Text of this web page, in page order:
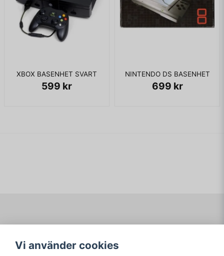
XBOX BASENHET SVART
599 kr
NINTENDO DS BASENHET
699 kr
Köpvillkor
Logga in
Vi använder cookies